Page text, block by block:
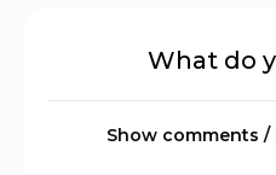
What do
Show comments